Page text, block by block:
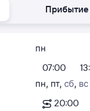
Прибытие
пн
07:00
пн, пт, сб, вс
20:00